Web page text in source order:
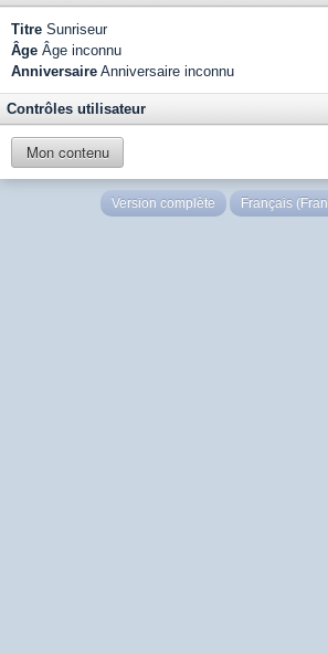
Titre Sunriseur
Âge Âge inconnu
Anniversaire Anniversaire inconnu
Contrôles utilisateur
Mon contenu
Version complète Français